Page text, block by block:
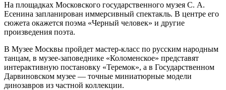
На площадках Московского государственного музея С. А.
Есенина запланирован иммерсивный спектакль. В центре его
сюжета окажется поэма «Черный человек» и другие
произведения поэта.
В Музее Москвы пройдет мастер-класс по русским народным
танцам, в музее-заповеднике «Коломенское» представят
интерактивную постановку «Теремок», а в Государственном
Дарвиновском музее — точные миниатюрные модели
динозавров из частной коллекции.